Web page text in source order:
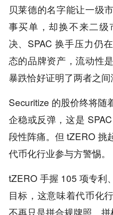
贝莱德的名字能让一级
事买单，却换不来二
决、SPAC 换手压力仍
态的品牌资产，流动性
暴跌恰好证明了两者之间
Securitize 的股价终将随
企稳或反弹，这是
段性阵痛。但 tZERO 挑
代币化行业参与方警惕。
tZERO 手握 105 项专利
目标，这意味着代币化
不再只是拼合规牌照、拼